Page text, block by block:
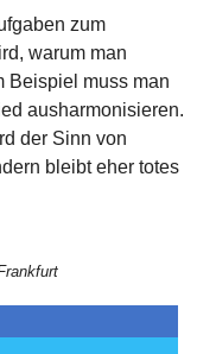
zum
warum man
Beispiel muss man
ausharmonisieren.
der Sinn von
bleibt eher totes